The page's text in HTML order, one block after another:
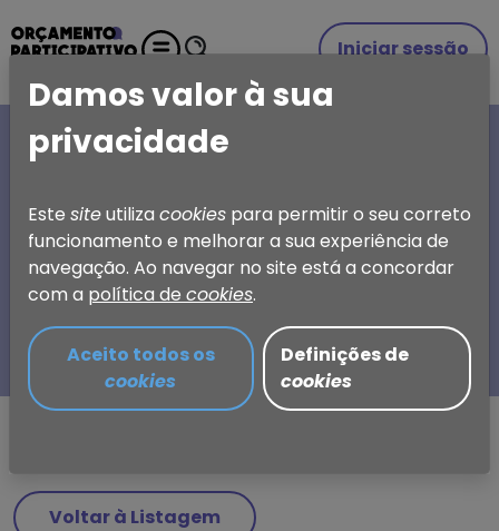
Iniciar sessão
ESCOLHA
Orçamento Participativo
de Torres Vedras
Voltar à Listagem
Damos valor à sua
privacidade
Este siteutiliza cookies para permitir o seu correto
funcionamento e melhorar a sua experiência de
navegação. Ao navegar no site está a concordar
com a política de cookies.
Aceito todos os
cookies
Definições de
cookies